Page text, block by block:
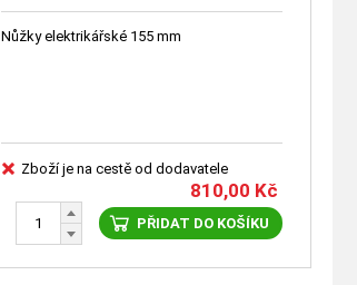
Nůžky elektrikářské 155 mm
Zboží je na cestě od dodavatele
810,00 Kč
PŘIDAT DO KOŠÍKU